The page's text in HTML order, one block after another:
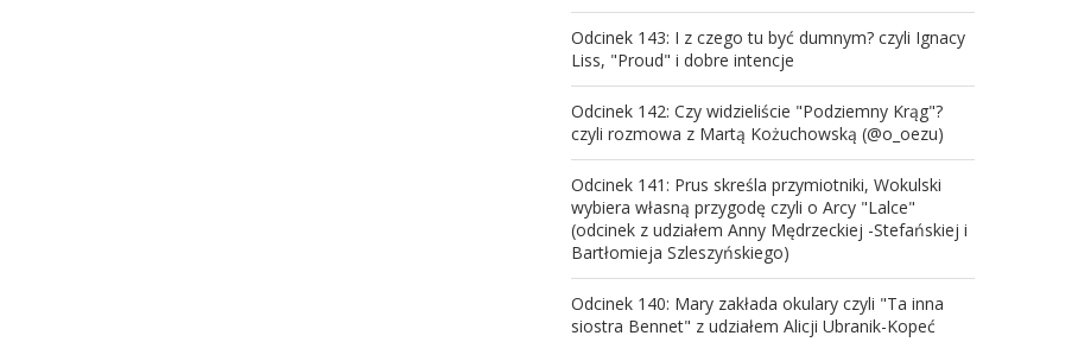
Odcinek 143: I z czego tu być dumnym? czyli Ignacy
Liss, "Proud" i dobre intencje
Odcinek 142: Czy widzieliście "Podziemny Krąg"?
czyli rozmowa z Martą Kożuchowską (@o_oezu)
Odcinek 141: Prus skreśla przymiotniki, Wokulski
wybiera własną przygodę czyli o Arcy "Lalce"
(odcinek z udziałem Anny Mędrzeckiej -Stefańskiej i
Bartłomieja Szleszyńskiego)
Odcinek 140: Mary zakłada okulary czyli "Ta inna
siostra Bennet" z udziałem Alicji Ubranik-Kopeć